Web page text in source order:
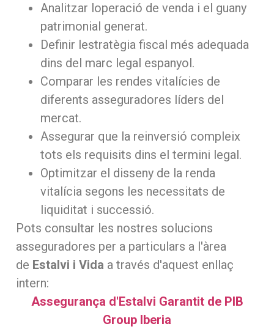
Analitzar loperació de venda i el guany
patrimonial generat.
Definir lestratègia fiscal més adequada
dins del marc legal espanyol.
Comparar les rendes vitalícies de
diferents asseguradores líders del
mercat.
Assegurar que la reinversió compleix
tots els requisits dins el termini legal.
Optimitzar el disseny de la renda
vitalícia segons les necessitats de
liquiditat i successió.
Pots consultar les nostres solucions
asseguradores per a particulars a l'àrea
de Estalvi i Vida a través d'aquest enllaç
intern:
Assegurança d'Estalvi Garantit de PIB
Group Iberia